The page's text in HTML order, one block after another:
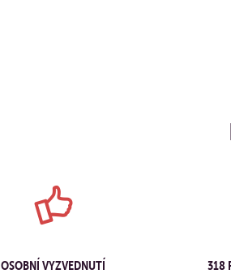
OSOBNÍ VYZVEDNUTÍ 318